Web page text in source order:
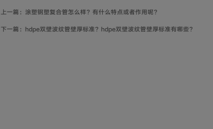
上一篇：涂塑钢塑复合管怎么样？有什么特点或者作用呢？
下一篇：hdpe双壁波纹管壁厚标准？hdpe双壁波纹管壁厚标准有哪些？